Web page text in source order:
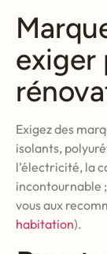
exiger
Exigez des
isolants,
l’électricité, la
incontournable
vous aux
habitation).